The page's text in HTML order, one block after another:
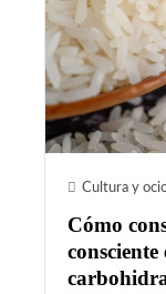
Cultura y
Cómo